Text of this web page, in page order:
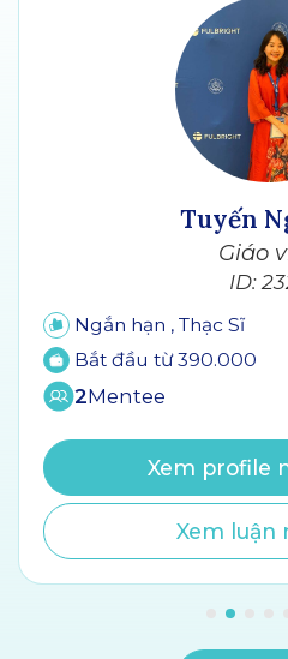
Tuyến
Giáo
ID:
Ngắn hạn
Thạc Sĩ
Bắt đầu từ 390.000
2Mentee
Xem profile
Xem luận